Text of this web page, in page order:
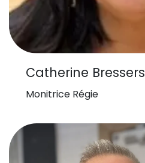
Catherine Bressers
Monitrice Régie